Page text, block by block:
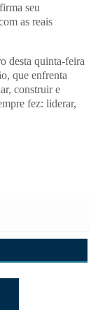
seu
as reais
desta quinta-feira
, que enfrenta
construir e
fez: liderar,